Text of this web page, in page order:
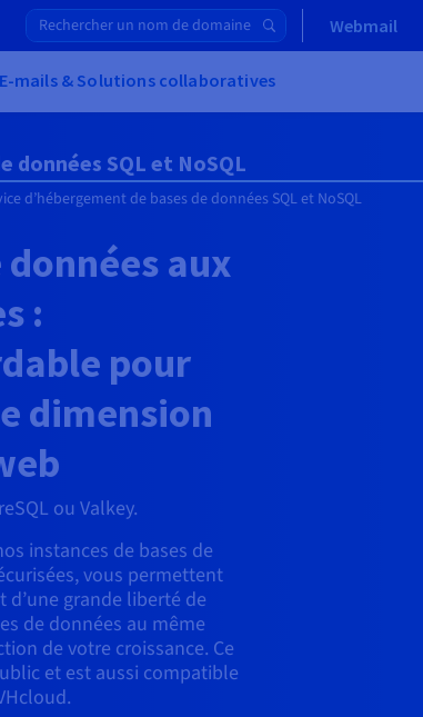
Webmail
E-mails & Solutions collaboratives
données SQL et NoSQL
d’hébergement de bases de données SQL et NoSQL
données aux
:
pour
dimension
ou Valkey.
instances de bases de
vous permettent
grande liberté de
de données au même
de votre croissance. Ce
et est aussi compatible